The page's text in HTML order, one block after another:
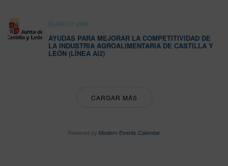
AGO 07 2026
AYUDAS PARA MEJORAR LA COMPETITIVIDAD DE
LA INDUSTRIA AGROALIMENTARIA DE CASTILLA Y
LEÓN (LÍNEA AI2)
CARGAR MÁS
Powered by Modern Events Calendar